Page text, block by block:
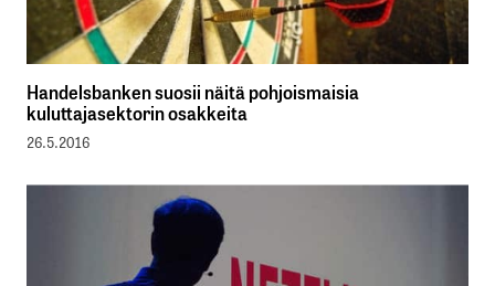
Handelsbanken suosii näitä pohjoismaisia
kuluttajasektorin osakkeita
26.5.2016